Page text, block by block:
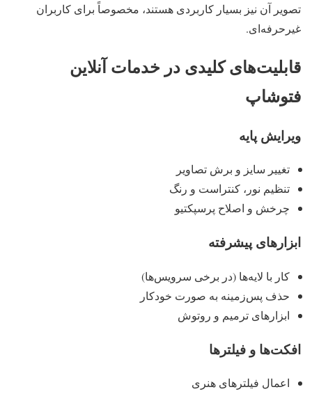
تصویر آن نیز بسیار کاربردی هستند، مخصوصاً برای کاربران
غیرحرفه‌ای.
قابلیت‌های کلیدی در خدمات آنلاین
فتوشاپ
ویرایش پایه
تغییر سایز و برش تصاویر
تنظیم نور، کنتراست و رنگ
چرخش و اصلاح پرسپکتیو
ابزارهای پیشرفته
کار با لایه‌ها (در برخی سرویس‌ها)
حذف پس‌زمینه به صورت خودکار
ابزارهای ترمیم و روتوش
افکت‌ها و فیلترها
اعمال فیلترهای هنری